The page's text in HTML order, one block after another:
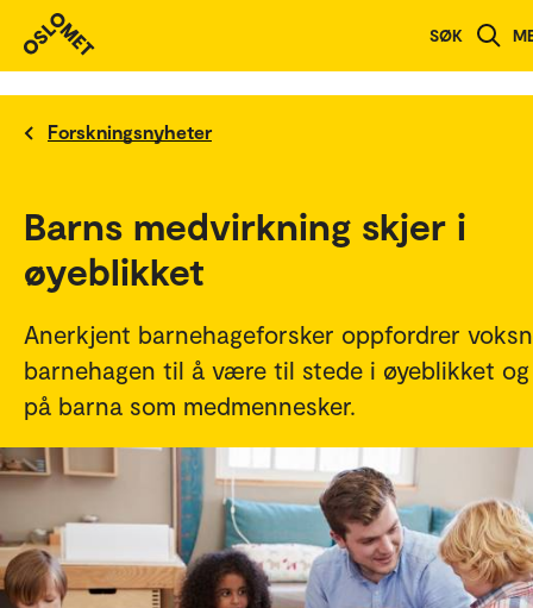
SØK
Forskningsnyheter
Barns medvirkning skjer i
øyeblikket
Anerkjent barnehageforsker oppfordrer
barnehagen til å være til stede i øyeblikket
på barna som medmennesker.